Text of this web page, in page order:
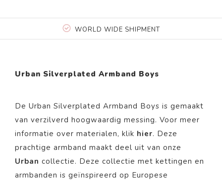
WORLD WIDE SHIPMENT
Urban Silverplated Armband Boys
De Urban Silverplated Armband Boys is gemaakt
van verzilverd hoogwaardig messing. Voor meer
informatie over materialen, klik hier. Deze
prachtige armband maakt deel uit van onze
Urban collectie. Deze collectie met kettingen en
armbanden is geïnspireerd op Europese